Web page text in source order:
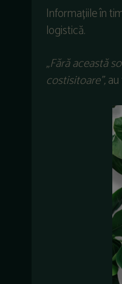
Informațiileîn
logistică.
„Fără această
costisitoare”,